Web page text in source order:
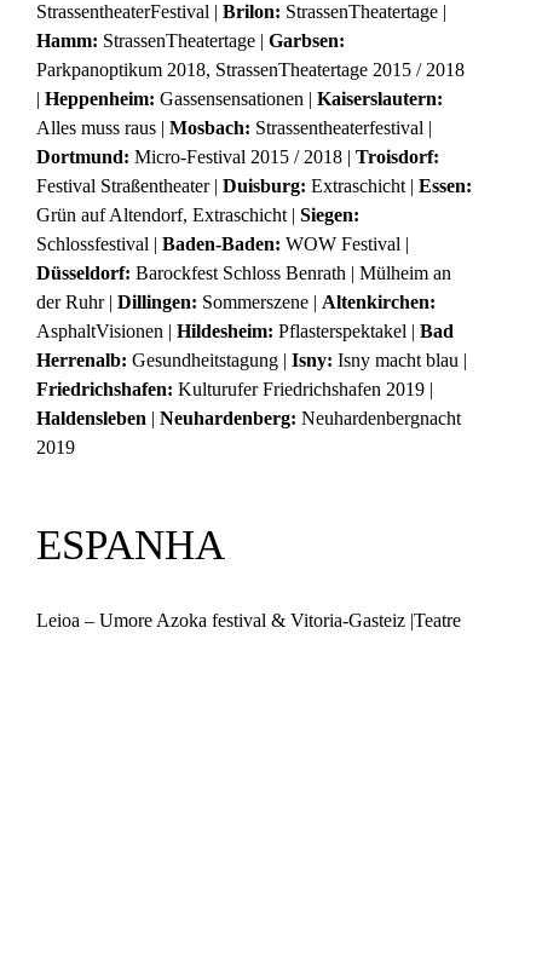
StrassentheaterFestival |Brilon: StrassenTheatertage |
Hamm: StrassenTheatertage |Garbsen:
Parkpanoptikum 2018, StrassenTheatertage 2015 / 2018
|Heppenheim: Gassensensationen |Kaiserslautern:
Alles muss raus |Mosbach: Strassentheaterfestival |
Dortmund: Micro-Festival 2015 / 2018 |Troisdorf:
Festival Straßentheater |Duisburg: Extraschicht |Essen:
Grün auf Altendorf, Extraschicht |Siegen:
Schlossfestival |Baden-Baden: WOW Festival |
Düsseldorf: Barockfest Schloss Benrath | Mülheim an
der Ruhr |Dillingen: Sommerszene | Altenkirchen:
AsphaltVisionen |Hildesheim: Pflasterspektakel |Bad
Herrenalb: Gesundheitstagung |Isny: Isny macht blau |
Friedrichshafen:Kulturufer Friedrichshafen 2019 |
Haldensleben |Neuhardenberg: Neuhardenbergnacht
2019
ESPANHA
Leioa – Umore Azoka festival & Vitoria-Gasteiz |Teatre